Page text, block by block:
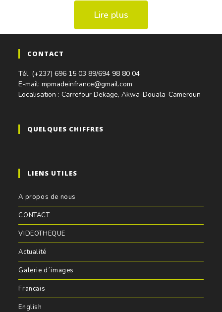
Lire plus
CONTACT
Tél. (+237) 696 15 03 89/694 98 80 04
E-mail: mpmadeinfrance@gmail.com
Localisation : Carrefour Dekage, Akwa-Douala-Cameroun
QUELQUES CHIFFRES
LIENS UTILES
A propos de nous
CONTACT
VIDEOTHEQUE
Actualité
Galerie d´images
Francais
English